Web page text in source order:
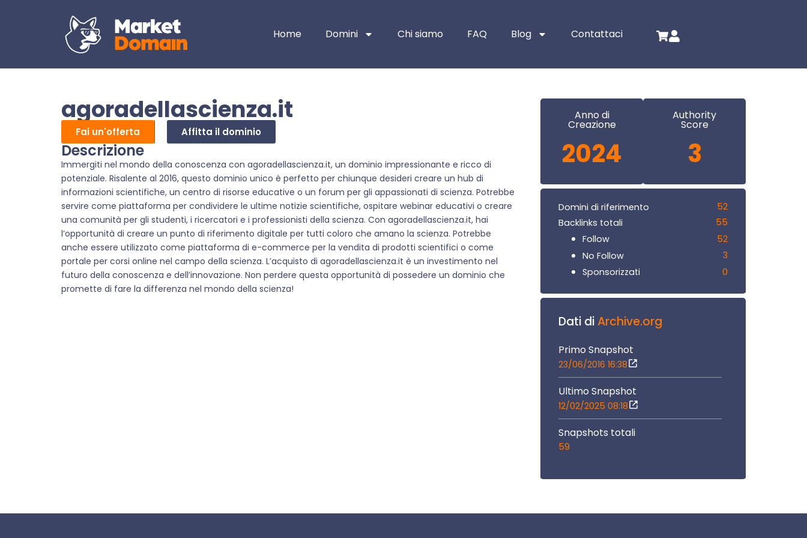
Home Domini Chi siamo FAQ Blog Contattaci
agoradellascienza.it
Fai un'offerta Affitta il dominio
Descrizione
Immergiti nel mondo della conoscenza con agoradellascienza.it, un dominio impressionante e ricco di
potenziale. Risalente al 2016, questo dominio unico è perfetto per chiunque desideri creare un hub di
informazioni scientifiche, un centro di risorse educative o un forum per gli appassionati di scienza. Potrebbe
servire come piattaforma per condividere le ultime notizie scientifiche, ospitare webinar educativi o creare
una comunità per gli studenti, i ricercatori e i professionisti della scienza. Con agoradellascienza.it, hai
l’opportunità di creare un punto di riferimento digitale per tutti coloro che amano la scienza. Potrebbe
anche essere utilizzato come piattaforma di e-commerce per la vendita di prodotti scientifici o come
portale per corsi online nel campo della scienza. L’acquisto di agoradellascienza.it è un investimento nel
futuro della conoscenza e dell’innovazione. Non perdere questa opportunità di possedere un dominio che
promette di fare la differenza nel mondo della scienza!
Anno di
Creazione
2024
Authority
Score
3
Domini di riferimento
52
Backlinks totali
55
Follow
52
No Follow
3
Sponsorizzati
0
Dati diArchive.org
Primo Snapshot
23/06/2016 16:38
Ultimo Snapshot
12/02/2025 08:18
Snapshots totali
59